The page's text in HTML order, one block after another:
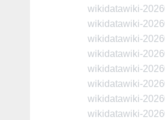
wikidatawiki-
wikidatawiki-
wikidatawiki-
wikidatawiki-
wikidatawiki-
wikidatawiki-
wikidatawiki-
wikidatawiki-